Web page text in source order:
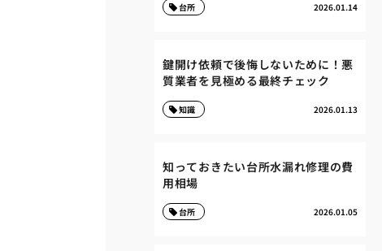
2026.01.14
台所
鍵開け依頼で後悔しないために！悪
質業者を見極める最終チェック
2026.01.13
知識
知っておきたい台所水漏れ修理の費
用相場
2026.01.05
台所